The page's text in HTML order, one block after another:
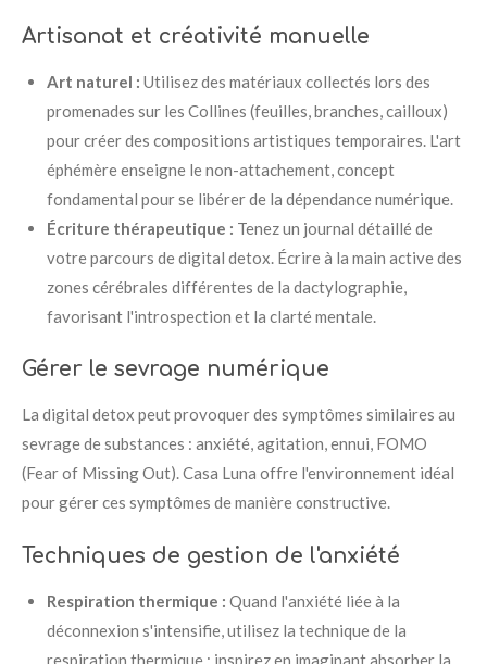
Artisanat et créativité manuelle
Art naturel : Utilisez des matériaux collectés lors des
promenades sur les Collines (feuilles, branches, cailloux)
pour créer des compositions artistiques temporaires. L'art
éphémère enseigne le non-attachement, concept
fondamental pour se libérer de la dépendance numérique.
Écriture thérapeutique : Tenez un journal détaillé de
votre parcours de digital detox. Écrire à la main active des
zones cérébrales différentes de la dactylographie,
favorisant l'introspection et la clarté mentale.
Gérer le sevrage numérique
La digital detox peut provoquer des symptômes similaires au
sevrage de substances : anxiété, agitation, ennui, FOMO
(Fear of Missing Out). Casa Luna offre l'environnement idéal
pour gérer ces symptômes de manière constructive.
Techniques de gestion de l'anxiété
Respiration thermique : Quand l'anxiété liée à la
déconnexion s'intensifie, utilisez la technique de la
respiration thermique : inspirez en imaginant absorber la